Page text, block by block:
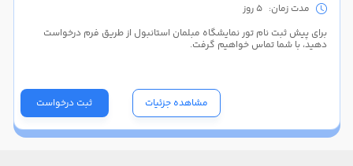
مدت زمان: 5 روز
برای پیش ثبت نام تور نمایشگاه مبلمان استانبول از طریق فرم درخواست
دهید، با شما تماس خواهیم گرفت.
ثبت درخواست مشاهده جزئیات